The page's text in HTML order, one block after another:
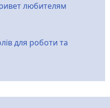
любителям
для роботи та